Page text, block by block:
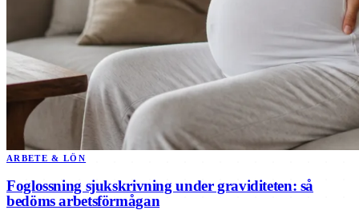
ARBETE & LÖN
Foglossning sjukskrivning under graviditeten: så
bedöms arbetsförmågan